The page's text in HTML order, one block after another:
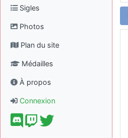
Sigles
Photos
Plan du site
Médailles
À propos
Connexion